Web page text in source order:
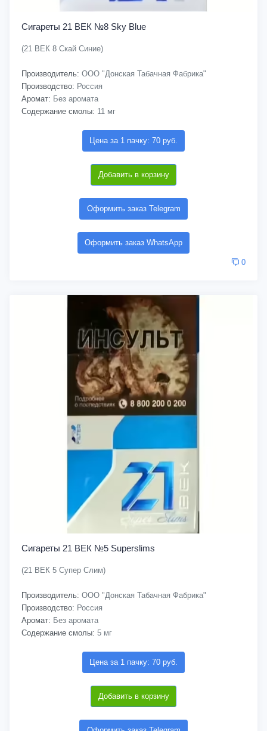
Сигареты 21 ВЕК №8 Sky Blue
(21 ВЕК 8 Скай Синие)
Производитель: ООО "Донская Табачная Фабрика"
Производство: Россия
Аромат: Без аромата
Содержание смолы: 11 мг
Цена за 1 пачку: 70 руб.
Добавить в корзину
Оформить заказ Telegram
Оформить заказ WhatsApp
0
Сигареты 21 ВЕК №5 Superslims
(21 ВЕК 5 Супер Слим)
Производитель: ООО "Донская Табачная Фабрика"
Производство: Россия
Аромат: Без аромата
Содержание смолы: 5 мг
Цена за 1 пачку: 70 руб.
Добавить в корзину